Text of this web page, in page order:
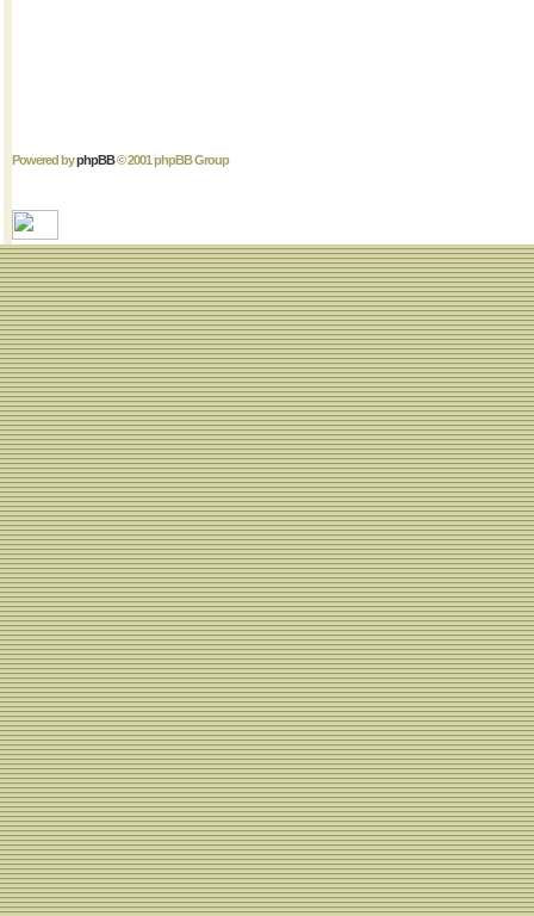
Powered byphpBB© 2001 phpBB Group